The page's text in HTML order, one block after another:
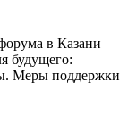
в Казани
будущего:
Меры поддержки